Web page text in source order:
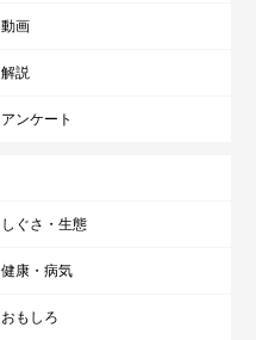
動画
解説
アンケート
しぐさ・生態
健康・病気
おもしろ